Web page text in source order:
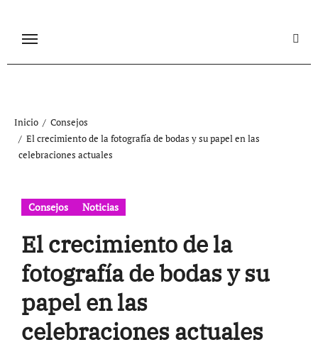
contenido
Inicio
Consejos
El crecimiento de la fotografía de bodas y su papel en las
celebraciones actuales
Consejos Noticias
El crecimiento de la
fotografía de bodas y su
papel en las
celebraciones actuales